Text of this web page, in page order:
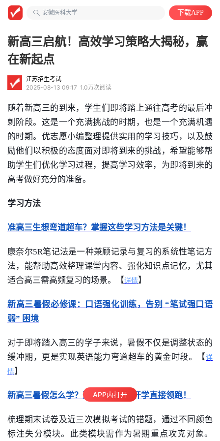
安徽医科大学
下载APP
新高三启航！高效学习策略大揭秘，赢
在新起点
江苏招生考试
2025-08-13 09:17 1.0万次阅读
随着新高三的到来，学生们即将踏上通往高考的最后冲
刺阶段。这是一个充满挑战的时期，也是一个充满机遇
的时期。优志愿小编整理提供实用的学习技巧，以及鼓
励他们以积极的态度面对即将到来的挑战，希望能够帮
助学生们优化学习过程，提高学习效率，为即将到来的
高考做好充分的准备。
学习方法
准高三生想弯道超车？掌握这些学习方法是关键！
康奈尔5R笔记法是一种兼顾记录与复习的系统性笔记方
法，能帮助高效整理课堂内容、强化知识点记忆，尤其
适合高三需高频复习的场景。【详情】
新高三暑假必修课：口语强化训练，告别 “笔试强口语
弱” 困境
对于即将踏入高三的学子来说，暑假不仅是调整状态的
缓冲期，更是实现英语能力弯道超车的黄金时段。【详
情】
新高三暑假怎么学？避开这些坑，开学直接领跑！​
梳理期末试卷及近三次模拟考试的错题，通过不同颜色
标注失分模块。此类模块需作为暑期重点攻克对象。
APP内打开